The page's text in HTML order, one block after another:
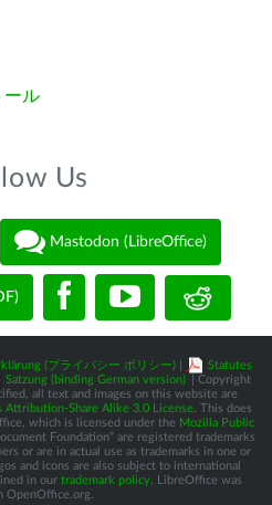
ール
Us
Mastodon (LibreOffice)
(プライバシー ポリシー)
Statutes
Satzung (binding German version)
| Copyright
all text and images on this website are
Attribution-Share Alike 3.0 License. This does
which is licensed under the Mozilla Public
Foundation” are registered trademarks
or are in actual use as trademarks in one or
and icons are also subject to international
in our trademark policy. LibreOffice was
OpenOffice.org.